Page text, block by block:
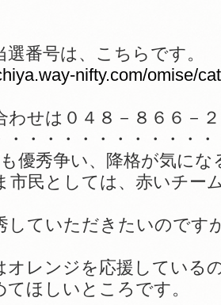
選番号は、こちらです。
nifty.com/omise/
わせは０４８－８６６－
・・・・・・・・・・・
優秀争い、降格が気にな
市民としては、赤いチー
していただきたいのです
オレンジを応援している
てほしいところです。